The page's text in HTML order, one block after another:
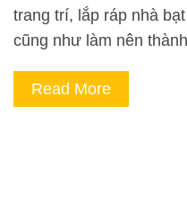
trang trí, lắp ráp nhà
cũng như làm nên
Read More